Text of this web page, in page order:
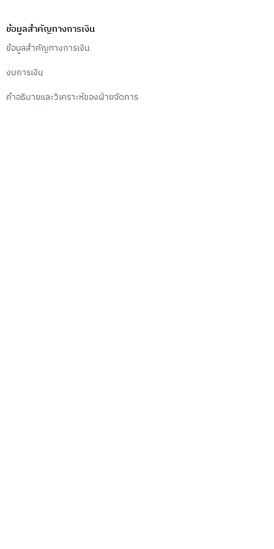
ข้อมูลสำคัญทางการเงิน
ข้อมูลสำคัญทางการเงิน
งบการเงิน
คำอธิบายและวิเคราะห์ของฝ่ายจัดการ